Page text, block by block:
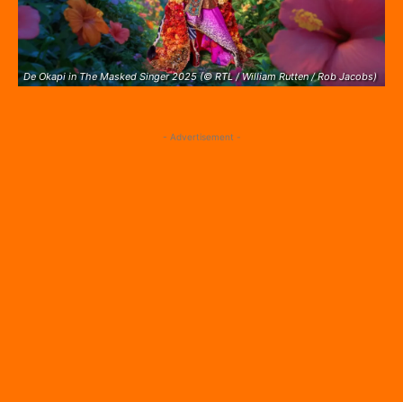
De Okapi in The Masked Singer 2025 (© RTL / William Rutten / Rob Jacobs)
- Advertisement -